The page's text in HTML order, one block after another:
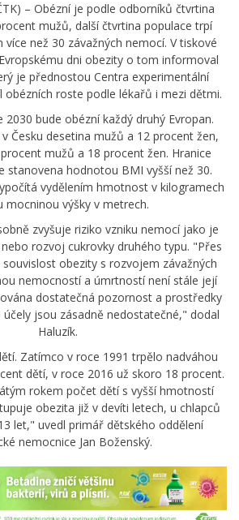
– Obézní je podle odborníků čtvrtina
mužů, další čtvrtina populace trpí
než 30 závažných nemocí. V tiskové
dni obezity o tom informoval
je přednostou Centra experimentální
obézních roste podle lékařů i mezi dětmi.
2030 bude obézní každý druhý Evropan.
Česku desetina mužů a 12 procent žen,
mužů a 18 procent žen. Hranice
stanovena hodnotou BMI vyšší než 30.
vydělením hmotnost v kilogramech
mocninou výšky v metrech.
zvyšuje riziko vzniku nemocí jako je
rozvoj cukrovky druhého typu. "Přes
obezity s rozvojem závažných
nemocností a úmrtností není stále její
dostatečná pozornost a prostředky
jsou zásadně nedostatečné," dodal
Haluzík.
Zatímco v roce 1991 trpělo nadváhou
dětí, v roce 2016 už skoro 18 procent.
rokem počet dětí s vyšší hmotností
obezita již v devíti letech, u chlapců
let," uvedl primář dětského oddělení
nemocnice Jan Boženský.